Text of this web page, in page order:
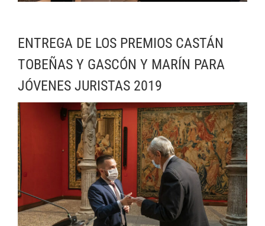
ENTREGA DE LOS PREMIOS CASTÁN
TOBEÑAS Y GASCÓN Y MARÍN PARA
JÓVENES JURISTAS 2019